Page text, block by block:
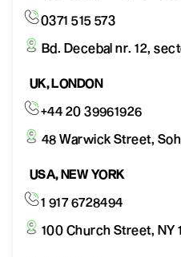
0371 515 573
Bd. Decebal nr. 12,
UK, LONDON
+44 20 39961926
48 Warwick Street,
USA, NEW YORK
1 917 6728494
100 Church Street, NY